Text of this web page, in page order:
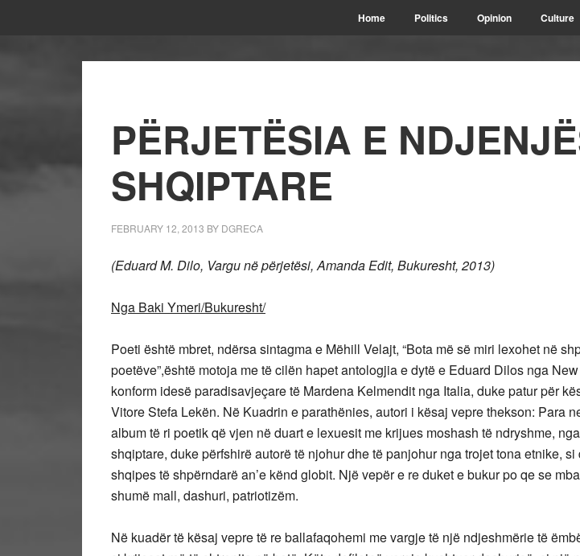
Home Politics Opinion Culture
PËRJETËSIA E
SHQIPTARE
FEBRUARY 12, 2013 BY DGRECA
(Eduard M. Dilo, Vargu në përjetësi, Amanda Edit, Bukuresht, 2013)
Nga Baki Ymeri/Bukuresht/
Poeti është mbret, ndërsa sintagma e Mëhill Velajt, “Bota më së miri lexohet në
poetëve”,është motoja me të cilën hapet antologjia e dytë e Eduard Dilos nga
konform idesë paradisavjeçare të Mardena Kelmendit nga Italia, duke patur për
Vitore Stefa Lekën. Në Kuadrin e parathënies, autori i kësaj vepre thekson: Para
album të ri poetik që vjen në duart e lexuesit me krijues moshash të ndryshme,
shqiptare, duke përfshirë autorë të njohur dhe të panjohur nga trojet tona etnike,
shqipes të shpërndarë an’e kënd globit. Një vepër e re duket e bukur po qe se
shumë mall, dashuri, patriotizëm.
Në kuadër të kësaj vepre të re ballafaqohemi me vargje të një ndjeshmërie të